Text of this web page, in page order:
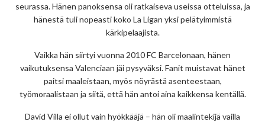
seurassa. Hänen panoksensa oli ratkaiseva useissa otteluissa, ja
hänestä tuli nopeasti koko La Ligan yksi pelätyimmistä
kärkipelaajista.
Vaikka hän siirtyi vuonna 2010 FC Barcelonaan, hänen
vaikutuksensa Valenciaan jäi pysyväksi. Fanit muistavat hänet
paitsi maaleistaan, myös nöyrästä asenteestaan,
työmoraalistaan ja siitä, että hän antoi aina kaikkensa kentällä.
David Villa ei ollut vain hyökkääjä – hän oli maalintekijä vailla